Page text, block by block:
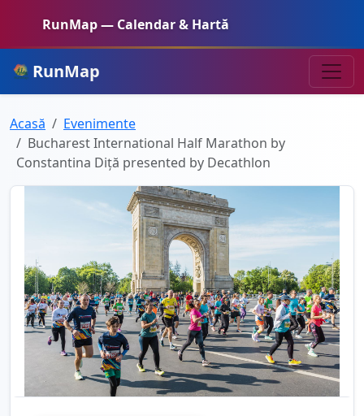
RunMap — Calendar & Hartă
RunMap
Acasă
Evenimente
Bucharest International Half Marathon by
Constantina Diță presented by Decathlon